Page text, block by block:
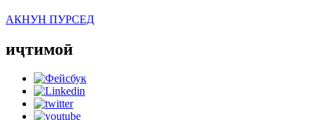
АКНУН ПУРСЕД
иҷтимоӣ